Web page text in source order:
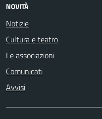
NOVITÀ
Notizie
Cultura e teatro
Le associazioni
Comunicati
Avvisi